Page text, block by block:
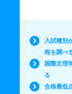
入試種別
程を調べ
国際文理
る
合格最低